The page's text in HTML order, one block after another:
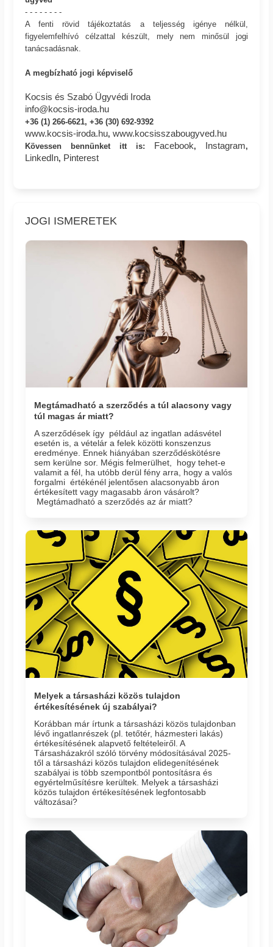
- - - - - - - -
A fenti rövid tájékoztatás a teljesség igénye nélkül,
figyelemfelhívó célzattal készült, mely nem minősül jogi
tanácsadásnak.
A megbízható jogi képviselő
Kocsis és Szabó Ügyvédi Iroda
info@kocsis-iroda.hu
+36 (1) 266-6621, +36 (30) 692-9392
www.kocsis-iroda.hu,www.kocsisszabougyved.hu
Kövessen bennünket itt is: Facebook, Instagram,
LinkedIn, Pinterest
JOGI ISMERETEK
Megtámadható a szerződés a túl alacsony vagy
túl magas ár miatt?
A szerződések így például az ingatlan adásvétel
esetén is, a vételár a felek közötti konszenzus
eredménye. Ennek hiányában szerződéskötésre
sem kerülne sor. Mégis felmerülhet, hogy tehet-e
valamit a fél, ha utóbb derül fény arra, hogy a valós
forgalmi értékénél jelentősen alacsonyabb áron
értékesített vagy magasabb áron vásárolt?
Megtámadható a szerződés az ár miatt?
Melyek a társasházi közös tulajdon
értékesítésének új szabályai?
Korábban már írtunk a társasházi közös tulajdonban
lévő ingatlanrészek (pl. tetőtér, házmesteri lakás)
értékesítésének alapvető feltételeiről. A
Társasházakról szóló törvény módosításával 2025-
től a társasházi közös tulajdon elidegenítésének
szabályai is több szempontból pontosításra és
egyértelműsítésre kerültek. Melyek a társasházi
közös tulajdon értékesítésének legfontosabb
változásai?